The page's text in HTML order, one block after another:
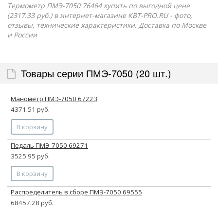
Термометр ПМЭ-7050 76464 купить по выгодной цене
(2317.33 руб.) в интернет-магазине КВТ-PRO.RU - фото,
отзывы, технические характеристики. Доставка по Москве
и России
Товары серии ПМЭ-7050 (20 шт.)
Манометр ПМЭ-7050 67223
4371.51 руб.
В корзину
Педаль ПМЭ-7050 69271
3525.95 руб.
В корзину
Распределитель в сборе ПМЭ-7050 69555
68457.28 руб.